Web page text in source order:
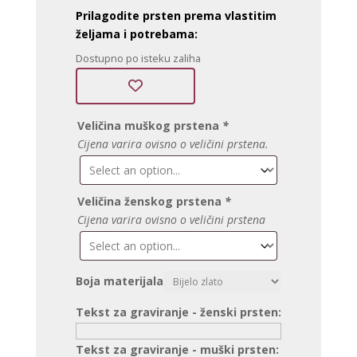
Prilagodite prsten prema vlastitim
željama i potrebama:
Dostupno po isteku zaliha
Veličina muškog prstena *
Cijena varira ovisno o veličini prstena.
Veličina ženskog prstena *
Cijena varira ovisno o veličini prstena
Boja materijala
Tekst za graviranje - ženski prsten:
Tekst za graviranje - muški prsten: